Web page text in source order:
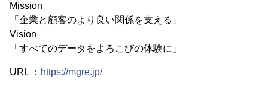
Mission
「企業と顧客のより良い関係を支える」
Vision
「すべてのデータをよろこびの体験に」
URL ： https://mgre.jp/